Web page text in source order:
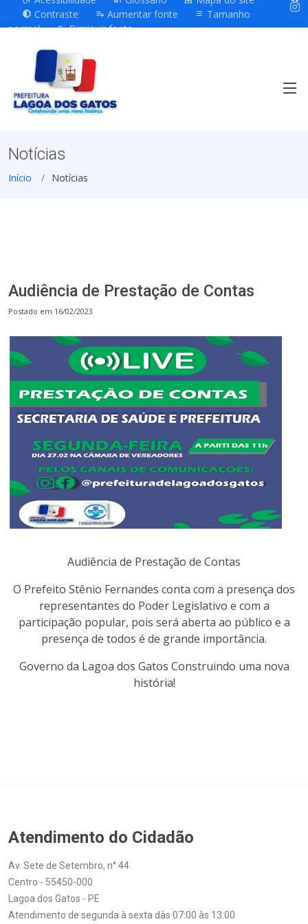
Contraste
Aumentar fonte
Tamanho
normal
Diminuir fonte
Notícias
Início Notícias
Audiência de Prestação de Contas
Postado em 16/02/2023
Audiência de Prestação de Contas
O Prefeito Stênio Fernandes conta com a presença dos
representantes do Poder Legislativo e com a
participação popular, pois será aberta ao público e a
presença de todos é de grande importância.
Governo da Lagoa dos Gatos Construindo uma nova
história!
Atendimento do Cidadão
Av. Sete de Setembro, n° 44
Centro - 55450-000
Lagoa dos Gatos - PE
Atendimento de segunda à sexta dàs 07:00 às 13:00